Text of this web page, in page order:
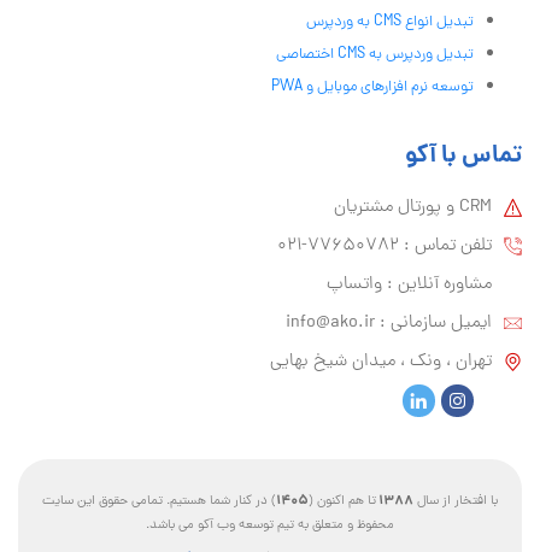
تبدیل انواع CMS به وردپرس
تبدیل وردپرس به CMS اختصاصی
توسعه نرم افزارهای موبایل و PWA
تماس با آکو
CRM و پورتال مشتریان
تلفن تماس :‌ 77650782-021
مشاوره آنلاین : واتساپ
ایمیل سازمانی :‌ info@ako.ir
تهران ، ونک ، میدان شیخ بهایی
با افتخار از سال 1388تا هم اکنون (1405) در کنار شما هستیم. تمامی حقوق این سایت
محفوظ و متعلق به تیم توسعه وب آکو می باشد.